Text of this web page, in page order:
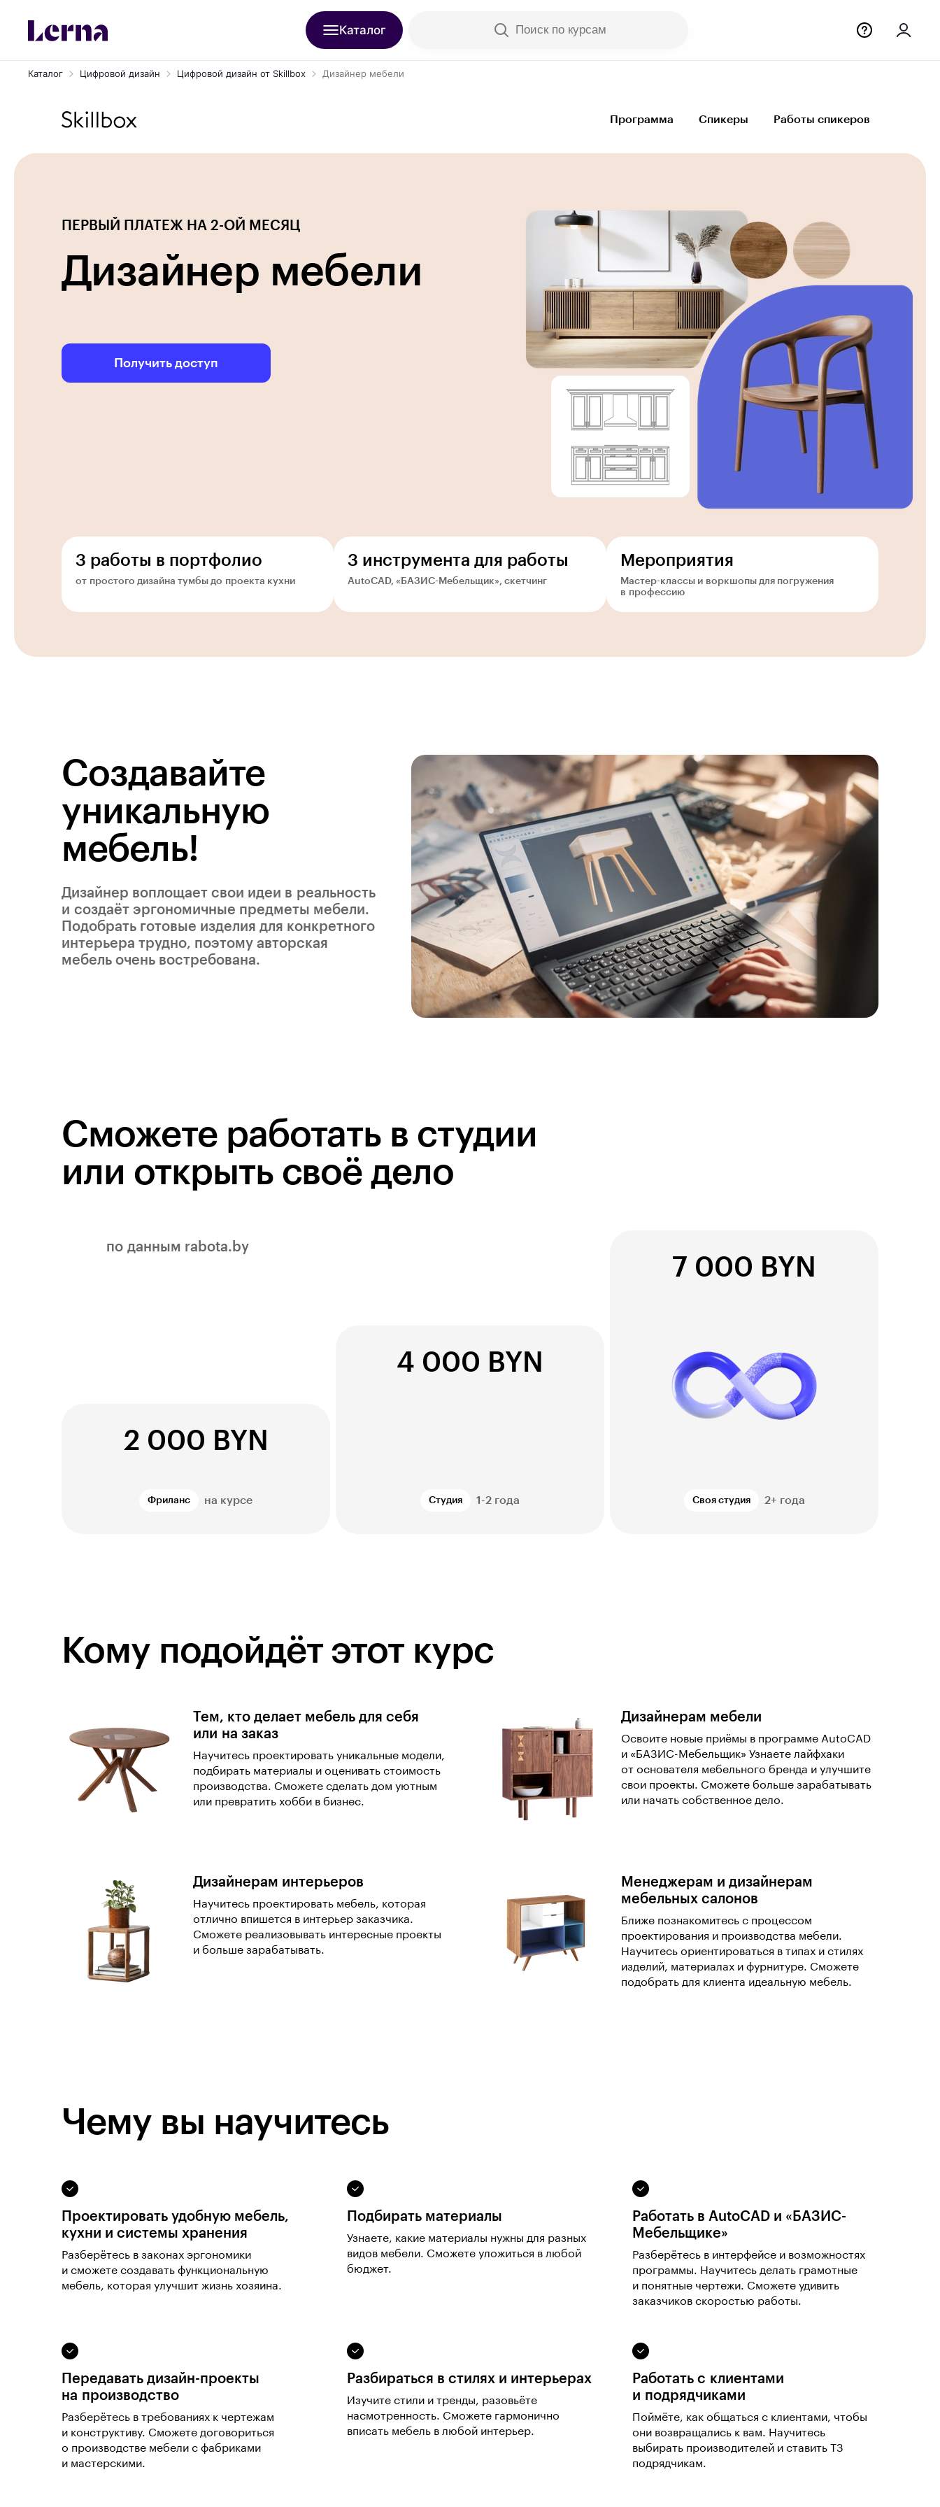
Каталог Поиск по курсам
Каталог Цифровой дизайн Цифровой дизайн от Skillbox Дизайнер мебели
Программа Спикеры Работы спикеров
Дизайнер мебели
ПЕРВЫЙ ПЛАТЕЖ НА 2-ОЙ МЕСЯЦ
Получить доступ
3 работы в портфолио
от простого дизайна тумбы до проекта кухни
3 инструмента для работы
AutoCAD, «БАЗИС-Мебельщик», скетчинг
Мероприятия
Мастер-классы и воркшопы для погружения
в профессию
Создавайте
уникальную
мебель!
Дизайнер воплощает свои идеи в реальность
и создаёт эргономичные предметы мебели.
Подобрать готовые изделия для конкретного
интерьера трудно, поэтому авторская
мебель очень востребована.
Сможете работать в студии
или открыть своё дело
по данным rabota.by
2 000 BYN
Фриланс на курсе
4 000 BYN
Студия 1-2 года
7 000 BYN
Своя студия 2+ года
Кому подойдёт этот курс
Тем, кто делает мебель для себя
или на заказ
Научитесь проектировать уникальные модели,
подбирать материалы и оценивать стоимость
производства. Сможете сделать дом уютным
или превратить хобби в бизнес.
Дизайнерам мебели
Освоите новые приёмы в программе AutoCAD
и «БАЗИС-Мебельщик» Узнаете лайфхаки
от основателя мебельного бренда и улучшите
свои проекты. Сможете больше зарабатывать
или начать собственное дело.
Дизайнерам интерьеров
Научитесь проектировать мебель, которая
отлично впишется в интерьер заказчика.
Сможете реализовывать интересные проекты
и больше зарабатывать.
Менеджерам и дизайнерам
мебельных салонов
Ближе познакомитесь с процессом
проектирования и производства мебели.
Научитесь ориентироваться в типах и стилях
изделий, материалах и фурнитуре. Сможете
подобрать для клиента идеальную мебель.
Чему вы научитесь
Проектировать удобную мебель,
кухни и системы хранения
Разберётесь в законах эргономики
и сможете создавать функциональную
мебель, которая улучшит жизнь хозяина.
Подбирать материалы
Узнаете, какие материалы нужны для разных
видов мебели. Сможете уложиться в любой
бюджет.
Работать в AutoCAD и «БАЗИС-
Мебельщике»
Разберётесь в интерфейсе и возможностях
программы. Научитесь делать грамотные
и понятные чертежи. Сможете удивить
заказчиков скоростью работы.
Передавать дизайн-проекты
на производство
Разберётесь в требованиях к чертежам
и конструктиву. Сможете договориться
о производстве мебели с фабриками
и мастерскими.
Разбираться в стилях и интерьерах
Изучите стили и тренды, разовьёте
насмотренность. Сможете гармонично
вписать мебель в любой интерьер.
Работать с клиентами
и подрядчиками
Поймёте, как общаться с клиентами, чтобы
они возвращались к вам. Научитесь
выбирать производителей и ставить ТЗ
подрядчикам.